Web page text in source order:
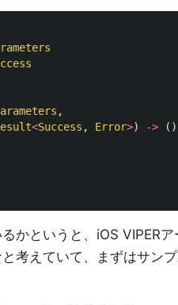
,
<Success , Error>) ->
かというと、iOS VIPER
考えていて、まずはサン